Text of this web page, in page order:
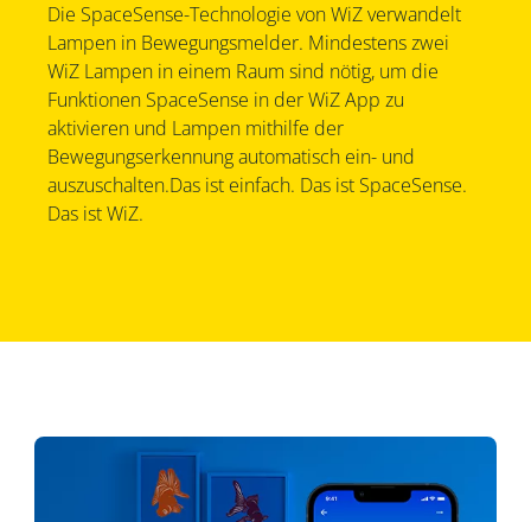
Die SpaceSense-Technologie von WiZ verwandelt
Lampen in Bewegungsmelder. Mindestens zwei
WiZ Lampen in einem Raum sind nötig, um die
Funktionen SpaceSense in der WiZ App zu
aktivieren und Lampen mithilfe der
Bewegungserkennung automatisch ein- und
auszuschalten.Das ist einfach. Das ist SpaceSense.
Das ist WiZ.